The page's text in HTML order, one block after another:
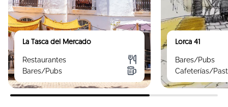
La Tasca del Mercado
Restaurantes
Bares/Pubs
Lorca 41
Bares/Pubs
Cafeterías/